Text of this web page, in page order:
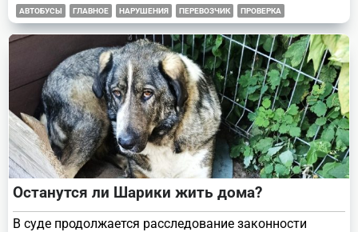
АВТОБУСЫ ГЛАВНОЕ НАРУШЕНИЯ ПЕРЕВОЗЧИК ПРОВЕРКА
Останутся ли Шарики жить дома?
В суде продолжается расследование законности